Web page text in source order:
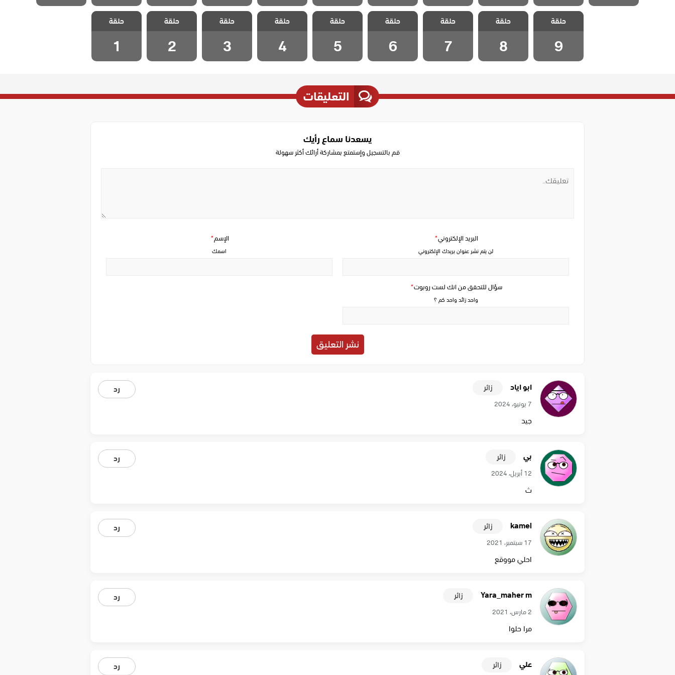
مسلسل الطبيب
المعجزة الحلقة
9
حلقة
9
مسلسل الطبيب
المعجزة الحلقة
8
حلقة
8
مسلسل الطبيب
المعجزة الحلقة
7
حلقة
7
مسلسل الطبيب
المعجزة الحلقة
6
حلقة
6
مسلسل الطبيب
المعجزة الحلقة
5
حلقة
5
مسلسل الطبيب
المعجزة الحلقة
4
حلقة
4
مسلسل الطبيب
المعجزة الحلقة
3
حلقة
3
مسلسل الطبيب
المعجزة الحلقة
2
حلقة
2
مسلسل الطبيب
المعجزة الحلقة
1
حلقة
1
التعليقات
يسعدنا سماع رأيك
قم بالتسجيل وإستمتع بمشاركة أرائك أكثر سهولة
سؤال للتحقق من انك لست روبوت*
واحد زائد واحد كم ؟
الإسم*
اسمك
البريد الإلكتروني*
لن يتم نشر عنوان بريدك الإلكتروني
ابو اياد زائر رد
7 يونيو، 2024
جيد
بي زائر رد
12 أبريل، 2024
ث
kamel زائر رد
17 سبتمبر، 2021
احلي مووقع
Yara_maher m زائر رد
2 مارس، 2021
مرا حلوا
علي زائر رد